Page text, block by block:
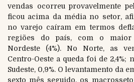
vendas ocorreu provavelmente
ficou acima da média no setor,
no varejo caíram em termos
regiões do país, com o
Nordeste (4%). No Norte, as
Centro-Oeste a queda foi de 2,4%;
Sudeste, 0,9%. O levantamento da
sexto mês seguido, os